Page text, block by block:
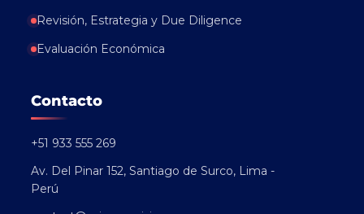
Revisión, Estrategia y Due Diligence
Evaluación Económica
Contacto
+51 933 555 269
Av. Del Pinar 152, Santiago de Surco, Lima -
Perú